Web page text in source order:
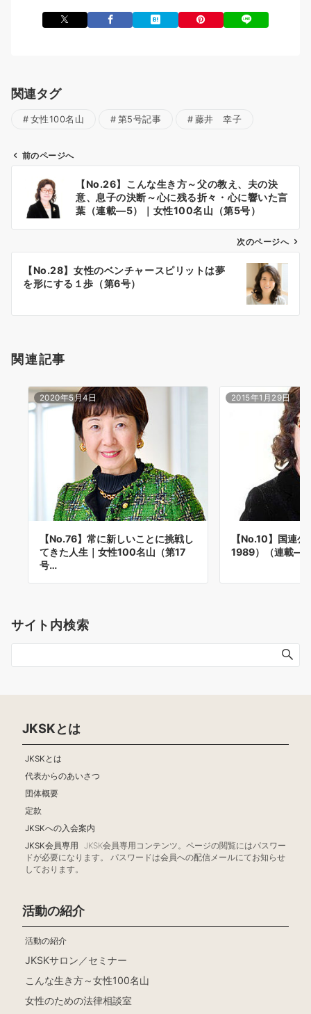
関連タグ
女性100名山 第5号記事 藤井 幸子
ン
前のページへ
【No.26】こんな生き方～父の教え、夫の決
意、息子の決断～心に残る折々・心に響いた言
葉（連載―5）｜女性100名山（第5号）
次のページへ
【No.28】女性のベンチャースピリットは夢
を形にする１歩（第6号）
関連記事
2020年5月4日
【No.76】常に新しいことに挑戦し
てきた人生｜女性100名山（第17
号…
2015年1月29日
【No.10】国連
1989）（連載
サイト内検索
JKSKとは
JKSKとは
代表からのあいさつ
団体概要
定款
JKSKへの入会案内
JKSK会員専用
JKSK会員専用コンテンツ。ページの閲覧にはパスワー
ドが必要になります。 パスワードは会員への配信メールにてお知らせ
しております。
活動の紹介
活動の紹介
JKSKサロン／セミナー
こんな生き方～女性100名山
女性のための法律相談室